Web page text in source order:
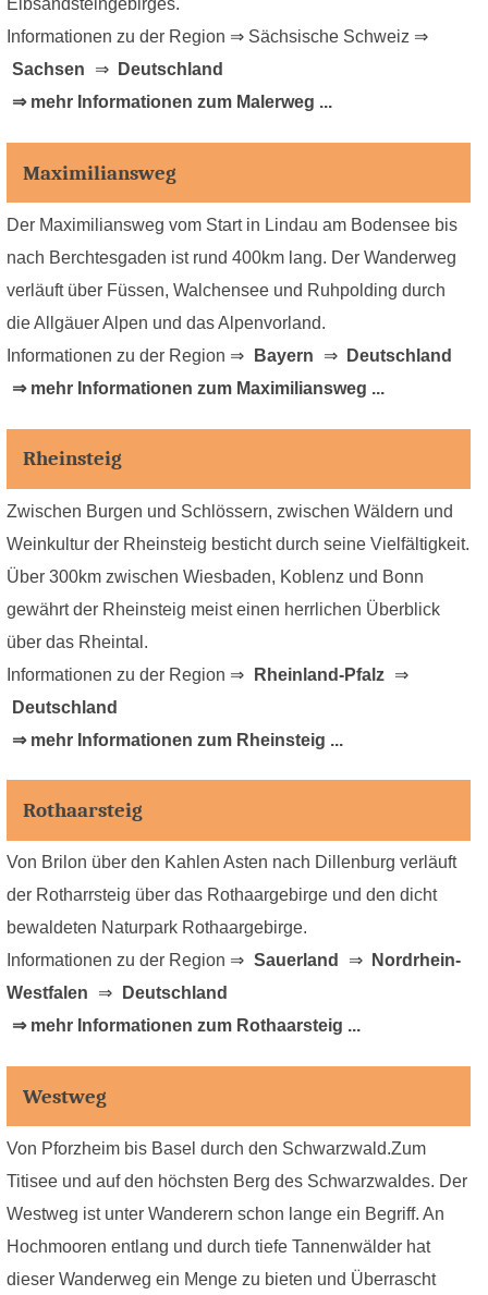
Elbsandsteingebirges.
Informationen zu der Region ⇒ Sächsische Schweiz ⇒
Sachsen
⇒
Deutschland
⇒ mehr Informationen zum Malerweg ...
Maximiliansweg
Der Maximiliansweg vom Start in Lindau am Bodensee bis
nach Berchtesgaden ist rund 400km lang. Der Wanderweg
verläuft über Füssen, Walchensee und Ruhpolding durch
die Allgäuer Alpen und das Alpenvorland.
Informationen zu der Region ⇒
Bayern ⇒
Deutschland
⇒ mehr Informationen zum Maximiliansweg ...
Rheinsteig
Zwischen Burgen und Schlössern, zwischen Wäldern und
Weinkultur der Rheinsteig besticht durch seine Vielfältigkeit.
Über 300km zwischen Wiesbaden, Koblenz und Bonn
gewährt der Rheinsteig meist einen herrlichen Überblick
über das Rheintal.
Informationen zu der Region ⇒
Rheinland-Pfalz
⇒
Deutschland
⇒ mehr Informationen zum Rheinsteig ...
Rothaarsteig
Von Brilon über den Kahlen Asten nach Dillenburg verläuft
der Rotharrsteig über das Rothaargebirge und den dicht
bewaldeten Naturpark Rothaargebirge.
Informationen zu der Region ⇒ Sauerland ⇒
Nordrhein-
Westfalen
⇒
Deutschland
⇒ mehr Informationen zum Rothaarsteig ...
Westweg
Von Pforzheim bis Basel durch den Schwarzwald.Zum
Titisee und auf den höchsten Berg des Schwarzwaldes. Der
Westweg ist unter Wanderern schon lange ein Begriff. An
Hochmooren entlang und durch tiefe Tannenwälder hat
dieser Wanderweg ein Menge zu bieten und Überrascht